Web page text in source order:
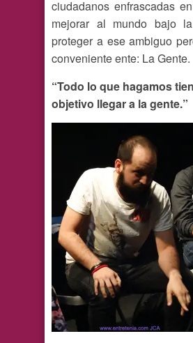
ciudadanos enfrascadas
mejorar al mundo bajo
proteger a ese ambiguo
conveniente ente: La Gente.
“Todo lo que hagamos
objetivo llegar a la gente.”